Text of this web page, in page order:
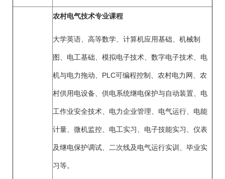
农村电气技术专业课程
大学英语、高等数学、计算机应用基础、机械制
图、电工基础、模拟电子技术、数字电子技术、电
机与电力拖动、PLC可编程控制、农村电力网、农
村供用电设备、供电系统继电保护与自动装置、电
工作业安全技术、电力企业管理、电气运行、电能
计量、微机监控、电工实习、电子技能实习、仪表
及继电保护调试、二次线及电气运行实训、毕业实
习等。